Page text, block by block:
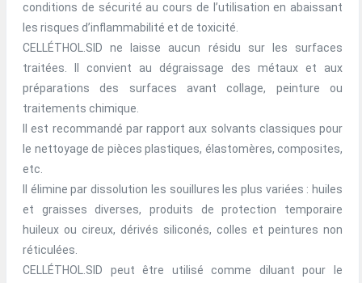
conditions de sécurité au cours de l’utilisation en abaissant
les risques d’inflammabilité et de toxicité.
CELLÉTHOL.SID ne laisse aucun résidu sur les surfaces
traitées. Il convient au dégraissage des métaux et aux
préparations des surfaces avant collage, peinture ou
traitements chimique.
Il est recommandé par rapport aux solvants classiques pour
le nettoyage de pièces plastiques, élastomères, composites,
etc.
Il élimine par dissolution les souillures les plus variées : huiles
et graisses diverses, produits de protection temporaire
huileux ou cireux, dérivés siliconés, colles et peintures non
réticulées.
CELLÉTHOL.SID peut être utilisé comme diluant pour le